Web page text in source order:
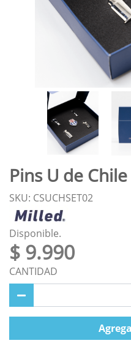
Pins U de
SKU: CSUCHSET02
Disponible.
$ 9.990
CANTIDAD